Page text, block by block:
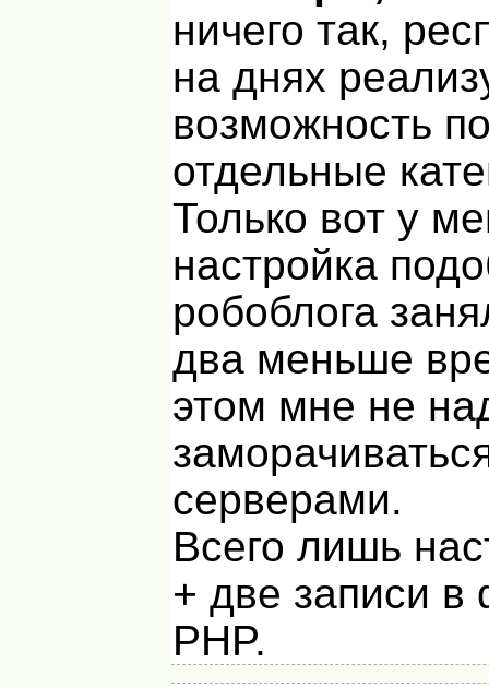
ничего так,
на днях
возможность
отдельные
Только вот у
настройка
робоблога
два меньше
этом мне не
серверами.
Всего лишь
+ две записи в
PHP.